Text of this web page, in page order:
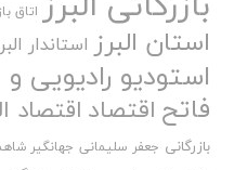
اتاق
استان البرز استاندار
استودیو رادیویی و
فاتح اقتصاد اقتصاد
بازرگانی جعفر سلیمانی جهانگیر